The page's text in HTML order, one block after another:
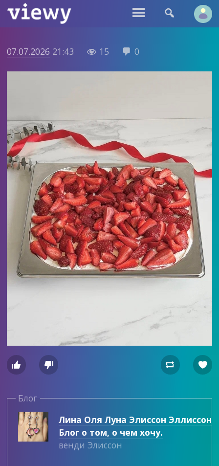
 
07.07.2026 21:43  15  0
   
Блог
Лина Оля Луна Элиссон Эллиссон
Блог о том, о чем хочу.
венди Элиссон